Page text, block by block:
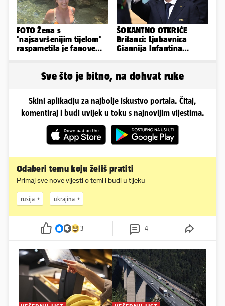
FOTO Žena s
'najsavršenijim tijelom'
raspametila je fanove
ŠOKANTNO OTKRIĆE
Britanci: Ljubavnica
Giannija Infantina
Sve što je bitno, na dohvat ruke
Skini aplikaciju za najbolje iskustvo portala. Čitaj,
komentiraj i budi uvijek u toku s najnovijim vijestima.
Odaberi temu koju želiš pratiti
Primaj sve nove vijesti o temi i budi u tijeku
rusija ukrajina
3 4